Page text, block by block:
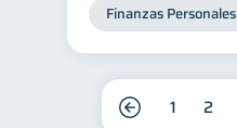
Finanzas Personales
1 2